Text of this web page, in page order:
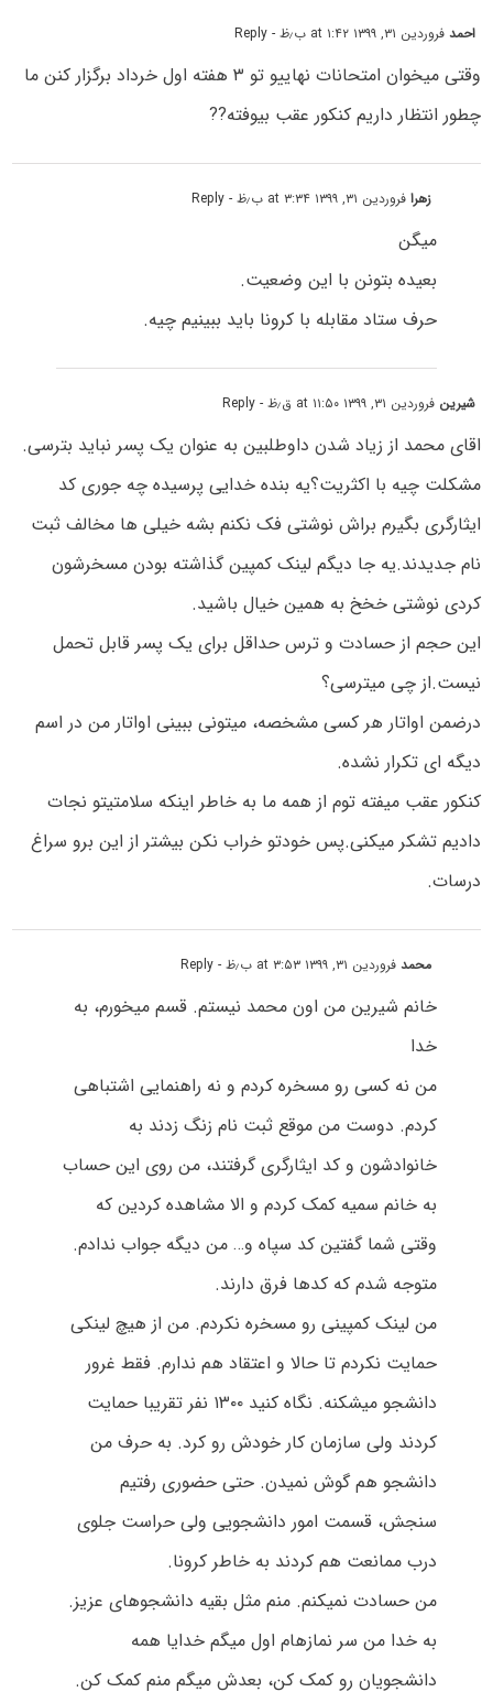
احمدفروردین ۳۱, ۱۳۹۹ at ۱:۴۲ ب٫ظ - Reply
وقتی میخوان امتحانات نهاییو تو ۳ هفته اول خرداد برگزار کنن ما
چطور انتظار داریم کنکور عقب بیوفته??
زهرافروردین ۳۱, ۱۳۹۹ at ۳:۳۴ ب٫ظ - Reply
میگن
بعیده بتونن با این وضعیت.
حرف ستاد مقابله با کرونا باید ببینیم چیه.
شیرین فروردین ۳۱, ۱۳۹۹ at ۱۱:۵۰ ق٫ظ - Reply
اقای محمد از زیاد شدن داوطلبین به عنوان یک پسر نباید بترسی.
مشکلت چیه با اکثریت؟یه بنده خدایی پرسیده چه جوری کد
ایثارگری بگیرم براش نوشتی فک نکنم بشه خیلی ها مخالف ثبت
نام جدیدند.یه جا دیگم لینک کمپین گذاشته بودن مسخرشون
کردی نوشتی خخخ به همین خیال باشید.
این حجم از حسادت و ترس حداقل برای یک پسر قابل تحمل
نیست.از چی میترسی؟
درضمن اواتار هر کسی مشخصه، میتونی ببینی اواتار من در اسم
دیگه ای تکرار نشده.
کنکور عقب میفته توم از همه ما به خاطر اینکه سلامتیتو نجات
دادیم تشکر میکنی.پس خودتو خراب نکن بیشتر از این برو سراغ
درسات.
محمدفروردین ۳۱, ۱۳۹۹ at ۳:۵۳ ب٫ظ - Reply
خانم شیرین من اون محمد نیستم. قسم میخورم، به
خدا
من نه کسی رو مسخره کردم و نه راهنمایی اشتباهی
کردم. دوست من موقع ثبت نام زنگ زدند به
خانوادشون و کد ایثارگری گرفتند، من روی این حساب
به خانم سمیه کمک کردم و الا مشاهده کردین که
وقتی شما گفتین کد سپاه و… من دیگه جواب ندادم.
متوجه شدم که کدها فرق دارند.
من لینک کمپینی رو مسخره نکردم. من از هیچ لینکی
حمایت نکردم تا حالا و اعتقاد هم ندارم. فقط غرور
دانشجو میشکنه. نگاه کنید ۱۳۰۰ نفر تقریبا حمایت
کردند ولی سازمان کار خودش رو کرد. به حرف من
دانشجو هم گوش نمیدن. حتی حضوری رفتیم
سنجش، قسمت امور دانشجویی ولی حراست جلوی
درب ممانعت هم کردند به خاطر کرونا.
من حسادت نمیکنم. منم مثل بقیه دانشجوهای عزیز.
به خدا من سر نمازهام اول میگم خدایا همه
دانشجویان رو کمک کن، بعدش میگم منم کمک کن.